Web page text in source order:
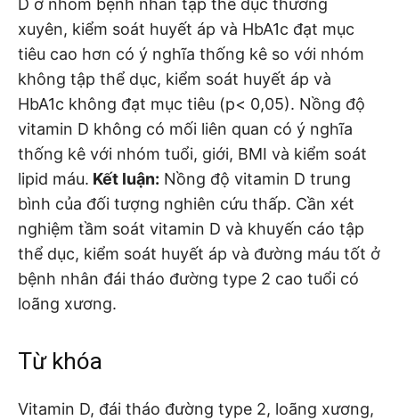
xuyên, kiểm soát huyết áp và HbA1c đạt mục
tiêu cao hơn có ý nghĩa thống kê so với nhóm
không tập thể dục, kiểm soát huyết áp và
HbA1c không đạt mục tiêu (p< 0,05). Nồng độ
vitamin D không có mối liên quan có ý nghĩa
thống kê với nhóm tuổi, giới, BMI và kiểm soát
lipid máu. Kết luận: Nồng độ vitamin D trung
bình của đối tượng nghiên cứu thấp. Cần xét
nghiệm tầm soát vitamin D và khuyến cáo tập
thể dục, kiểm soát huyết áp và đường máu tốt ở
bệnh nhân đái tháo đường type 2 cao tuổi có
loãng xương.
Từ khóa
Vitamin D, đái tháo đường type 2, loãng xương,